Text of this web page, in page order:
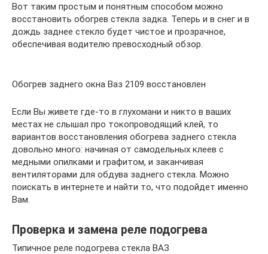
Вот таким простым и понятным способом можно
восстановить обогрев стекла задка. Теперь и в снег и в
дождь заднее стекло будет чистое и прозрачное,
обеспечивая водителю превосходный обзор.
Обогрев заднего окна Ваз 2109 восстановлен
Если Вы живете где-то в глухомани и никто в ваших
местах не слышал про токопроводящий клей, то
вариантов восстановления обогрева заднего стекла
довольно много: начиная от самодельных клеев с
медными опилками и графитом, и заканчивая
вентиляторами для обдува заднего стекла. Можно
поискать в интернете и найти то, что подойдет именно
Вам.
Проверка и замена реле подогрева
Типичное реле подогрева стекла ВАЗ